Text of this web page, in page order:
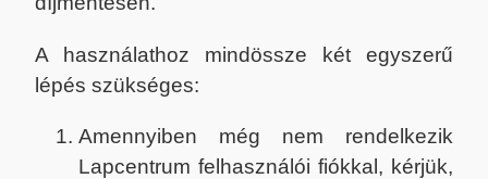
A használathoz mindössze két egyszerű
lépés szükséges:
Amennyiben még nem rendelkezik
Lapcentrum felhasználói fiókkal, kérjük,